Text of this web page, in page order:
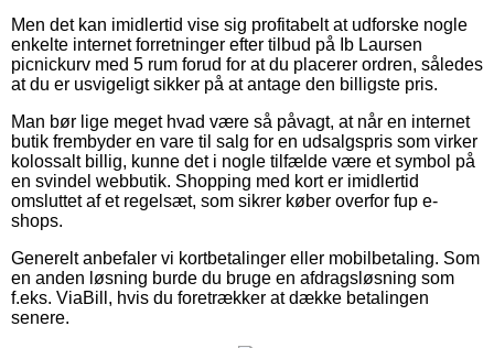
Men det kan imidlertid vise sig profitabelt at udforske nogle
enkelte internet forretninger efter tilbud på Ib Laursen
picnickurv med 5 rum forud for at du placerer ordren, således
at du er usvigeligt sikker på at antage den billigste pris.
Man bør lige meget hvad være så påvagt, at når en internet
butik frembyder en vare til salg for en udsalgspris som virker
kolossalt billig, kunne det i nogle tilfælde være et symbol på
en svindel webbutik. Shopping med kort er imidlertid
omsluttet af et regelsæt, som sikrer køber overfor fup e-
shops.
Generelt anbefaler vi kortbetalinger eller mobilbetaling. Som
en anden løsning burde du bruge en afdragsløsning som
f.eks. ViaBill, hvis du foretrækker at dække betalingen
senere.